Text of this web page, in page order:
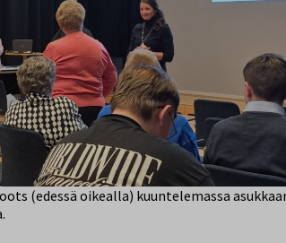
(edessä oikealla) kuuntelemassa